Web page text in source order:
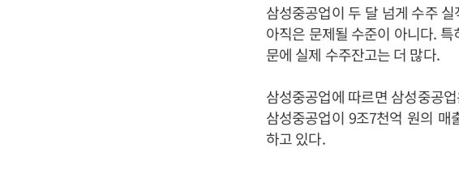
삼성중공업이 두 달 넘게 수주
아직은 문제될 수준이 아니다.
문에 실제 수주잔고는 더 많다.
삼성중공업에 따르면 삼성중공
삼성중공업이 9조7천억 원의
하고 있다.